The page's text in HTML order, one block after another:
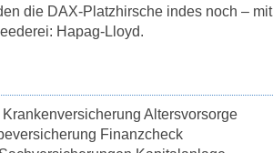
die DAX-Platzhirsche indes noch – mit
Hapag-Lloyd.
Altersvorsorge
Finanzcheck